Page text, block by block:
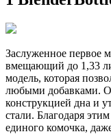
Заслуженное первое
вмещающий до 1,33
модель, которая
любыми добавками.
конструкцией дна и
стали. Благодаря
единого комочка,